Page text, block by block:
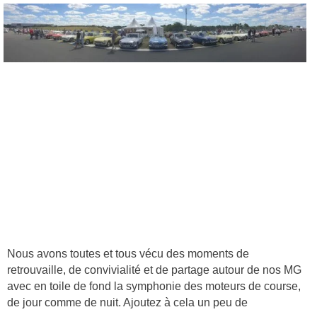
Nous avons toutes et tous vécu des moments de
retrouvaille, de convivialité et de partage autour de nos MG
avec en toile de fond la symphonie des moteurs de course,
de jour comme de nuit. Ajoutez à cela un peu de